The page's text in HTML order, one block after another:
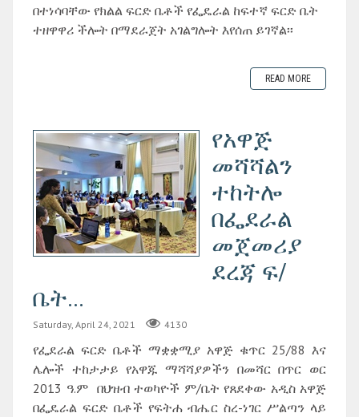
በተነሳባቸው የክልል ፍርድ ቤቶች የፌዴራል ከፍተኛ ፍርድ ቤት
ተዘዋዋሪ ችሎት በማደራጀት አገልግሎት እየሰጠ ይገኛል፡፡
READ MORE
የአዋጅ
መሻሻልን
ተከትሎ
በፌደራል
መጀመሪያ
ደረጃ ፍ/
ቤት...
Saturday, April 24, 2021 4130
የፌደራል ፍርድ ቤቶች ማቋቋሚያ አዋጅ ቁጥር 25/88 እና
ሌሎች ተከታታይ የአዋጁ ማሻሻያዎችን በመሻር በጥር ወር
2013 ዓ.ም በህዝብ ተወካዮች ም/ቤት የጸደቀው አዲስ አዋጅ
በፌዴራል ፍርድ ቤቶች የፍትሐ ብሔር ስረ-ነገር ሥልጣን ላይ